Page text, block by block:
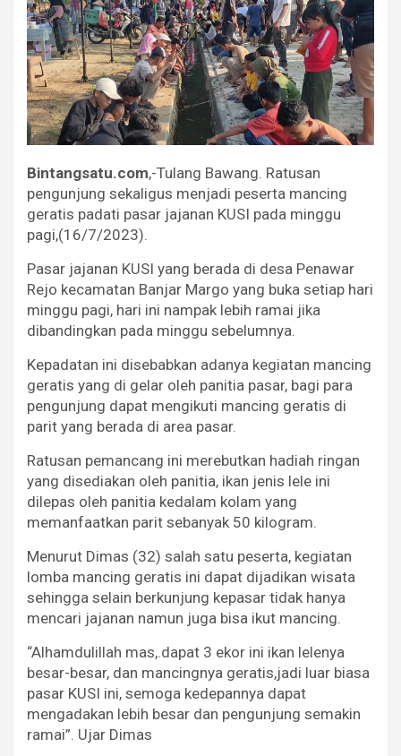
Bintangsatu.com,-Tulang Bawang. Ratusan
pengunjung sekaligus menjadi peserta mancing
geratis padati pasar jajanan KUSI pada minggu
pagi,(16/7/2023).
Pasar jajanan KUSI yang berada di desa Penawar
Rejo kecamatan Banjar Margo yang buka setiap hari
minggu pagi, hari ini nampak lebih ramai jika
dibandingkan pada minggu sebelumnya.
Kepadatan ini disebabkan adanya kegiatan mancing
geratis yang di gelar oleh panitia pasar, bagi para
pengunjung dapat mengikuti mancing geratis di
parit yang berada di area pasar.
Ratusan pemancang ini merebutkan hadiah ringan
yang disediakan oleh panitia, ikan jenis lele ini
dilepas oleh panitia kedalam kolam yang
memanfaatkan parit sebanyak 50 kilogram.
Menurut Dimas (32) salah satu peserta, kegiatan
lomba mancing geratis ini dapat dijadikan wisata
sehingga selain berkunjung kepasar tidak hanya
mencari jajanan namun juga bisa ikut mancing.
“Alhamdulillah mas,.dapat 3 ekor ini ikan lelenya
besar-besar, dan mancingnya geratis,jadi luar biasa
pasar KUSI ini, semoga kedepannya dapat
mengadakan lebih besar dan pengunjung semakin
ramai”. Ujar Dimas